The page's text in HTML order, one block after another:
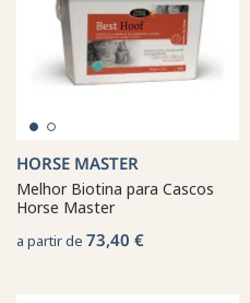
HORSE MASTER
Melhor Biotina para Cascos
Horse Master
a partir de 73,40 €